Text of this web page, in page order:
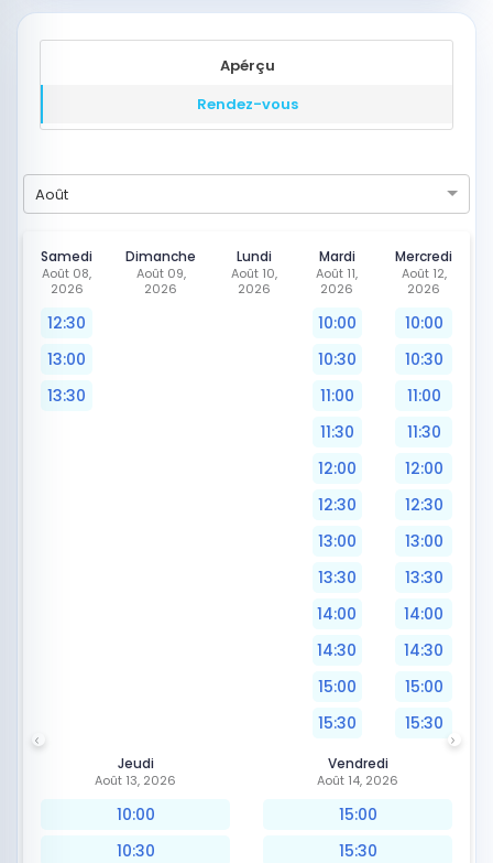
Apérçu
Rendez-vous
Août
Samedi
Août 08,
2026
12:30
13:00
13:30
Dimanche
Août 09,
2026
Lundi
Août 10,
2026
Mardi
Août 11,
2026
10:00
10:30
11:00
11:30
12:00
12:30
13:00
13:30
14:00
14:30
15:00
15:30
Mercredi
Août 12,
2026
10:00
10:30
11:00
11:30
12:00
12:30
13:00
13:30
14:00
14:30
15:00
15:30
Jeudi
Août 13, 2026
10:00
10:30
Vendredi
Août 14, 2026
15:00
15:30